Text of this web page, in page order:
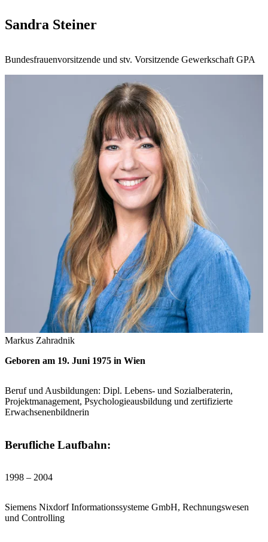
Sandra Steiner
Bundesfrauenvorsitzende und stv. Vorsitzende Gewerkschaft GPA
Markus Zahradnik
Geboren am 19. Juni 1975 in Wien
Beruf und Ausbildungen: Dipl. Lebens- und Sozialberaterin,
Projektmanagement, Psychologieausbildung und zertifizierte
Erwachsenenbildnerin
Berufliche Laufbahn:
1998 – 2004
Siemens Nixdorf Informationssysteme GmbH, Rechnungswesen
und Controlling